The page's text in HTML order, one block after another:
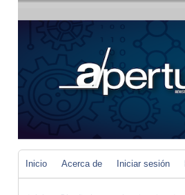
Inicio Acerca de Iniciar sesión